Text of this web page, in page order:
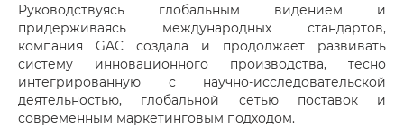
Руководствуясь глобальным видением и
придерживаясь международных стандартов,
компания GAC создала и продолжает развивать
систему инновационного производства, тесно
интегрированную с научно-исследовательской
деятельностью, глобальной сетью поставок и
современным маркетинговым подходом.